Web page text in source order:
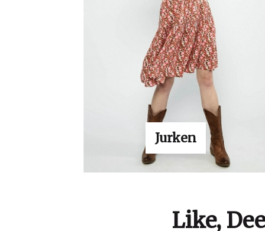
Jurken
Like,